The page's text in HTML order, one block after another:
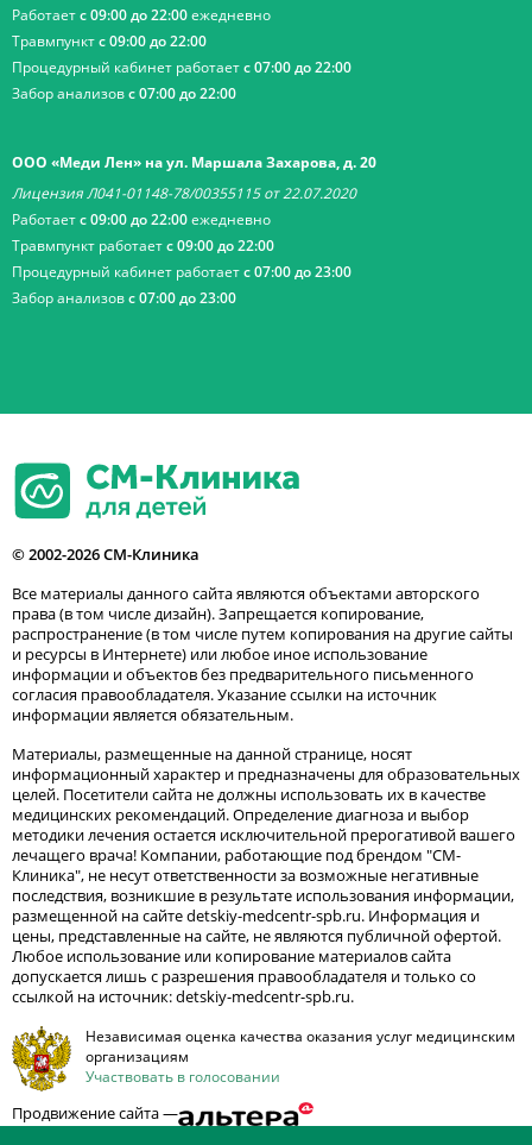
Работаетс 09:00 до 22:00ежедневно
Травмпунктс 09:00 до 22:00
Процедурный кабинет работаетс 07:00 до 22:00
Забор анализовс 07:00 до 22:00
ООО «Меди Лен» на ул. Маршала Захарова, д. 20
Лицензия Л041-01148-78/00355115 от 22.07.2020
Работаетс 09:00 до 22:00ежедневно
Травмпункт работаетс 09:00 до 22:00
Процедурный кабинет работаетс 07:00 до 23:00
Забор анализовс 07:00 до 23:00
© 2002-2026 СМ-Клиника
Все материалы данного сайта являются объектами авторского
права (в том числе дизайн). Запрещается копирование,
распространение (в том числе путем копирования на другие сайты
и ресурсы в Интернете) или любое иное использование
информации и объектов без предварительного письменного
согласия правообладателя. Указание ссылки на источник
информации является обязательным.
Материалы, размещенные на данной странице, носят
информационный характер и предназначены для образовательных
целей. Посетители сайта не должны использовать их в качестве
медицинских рекомендаций. Определение диагноза и выбор
методики лечения остается исключительной прерогативой вашего
лечащего врача! Компании, работающие под брендом "СМ-
Клиника", не несут ответственности за возможные негативные
последствия, возникшие в результате использования информации,
размещенной на сайте detskiy-medcentr-spb.ru. Информация и
цены, представленные на сайте, не являются публичной офертой.
Любое использование или копирование материалов сайта
допускается лишь с разрешения правообладателя и только со
ссылкой на источник: detskiy-medcentr-spb.ru.
Независимая оценка качества оказания услуг медицинским
организациям
Участвовать в голосовании
Продвижение сайта —